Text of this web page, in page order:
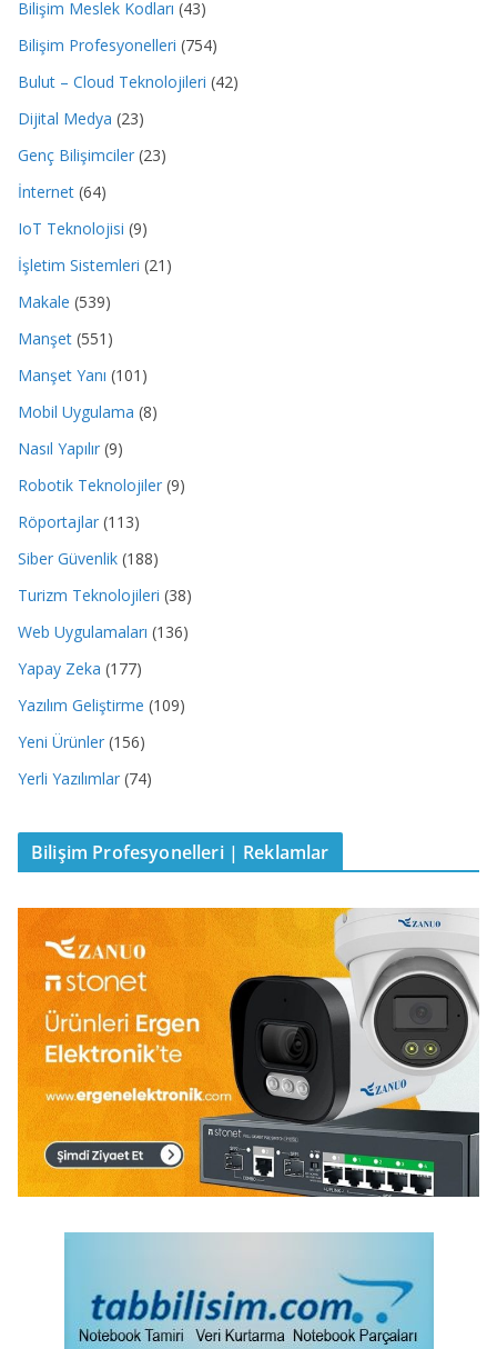
Bilişim Meslek Kodları (43)
Bilişim Profesyonelleri (754)
Bulut – Cloud Teknolojileri (42)
Dijital Medya (23)
Genç Bilişimciler (23)
İnternet (64)
IoT Teknolojisi (9)
İşletim Sistemleri (21)
Makale (539)
Manşet (551)
Manşet Yanı (101)
Mobil Uygulama (8)
Nasıl Yapılır (9)
Robotik Teknolojiler (9)
Röportajlar (113)
Siber Güvenlik (188)
Turizm Teknolojileri (38)
Web Uygulamaları (136)
Yapay Zeka (177)
Yazılım Geliştirme (109)
Yeni Ürünler (156)
Yerli Yazılımlar (74)
Bilişim Profesyonelleri | Reklamlar